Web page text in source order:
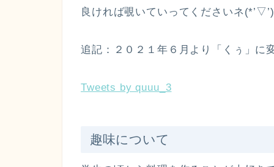
良ければ覗いていってくださいネ(*’▽’)
追記：２０２１年６月より「くぅ」に
Tweets by quuu_3
趣味について